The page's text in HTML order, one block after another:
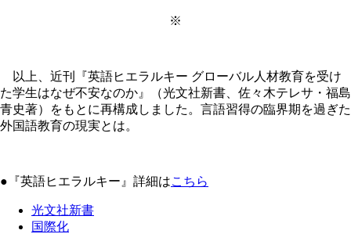
※
以上、近刊『英語ヒエラルキー グローバル人材教育を受け
た学生はなぜ不安なのか』（光文社新書、佐々木テレサ・福島
青史著）をもとに再構成しました。言語習得の臨界期を過ぎた
外国語教育の現実とは。
●『英語ヒエラルキー』詳細はこちら
光文社新書
国際化